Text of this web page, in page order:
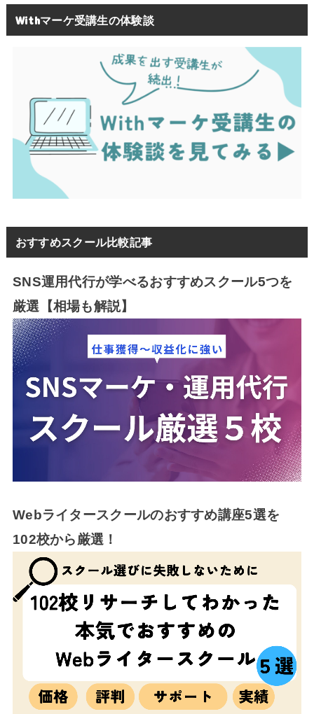
Withマーケ受講生の体験談
おすすめスクール比較記事
SNS運用代行が学べるおすすめスクール5つを
厳選【相場も解説】
Webライタースクールのおすすめ講座5選を
102校から厳選！